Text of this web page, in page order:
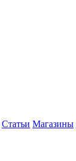
Статьи Магазины